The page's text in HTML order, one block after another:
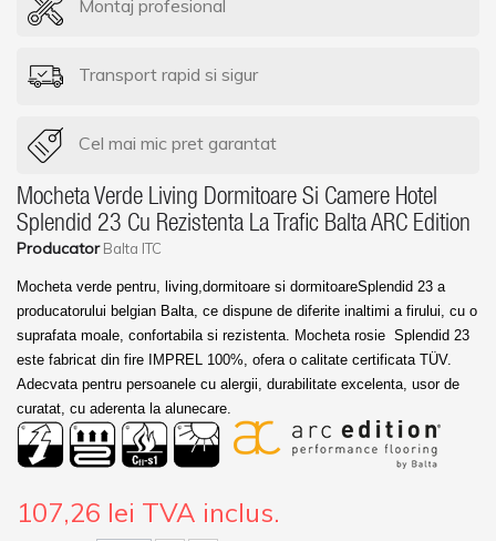
Montaj profesional
Transport rapid si sigur
Cel mai mic pret garantat
Mocheta Verde Living Dormitoare Si Camere Hotel
Splendid 23 Cu Rezistenta La Trafic Balta ARC Edition
Producator Balta ITC
Mocheta verde pentru, living,dormitoare si dormitoareSplendid 23 a
producatorului belgian Balta, ce dispune de diferite inaltimi a firului, cu o
suprafata moale, confortabila si rezistenta. Mocheta rosie Splendid 23
este fabricat din fire IMPREL 100%, ofera o calitate certificata TÜV.
Adecvata pentru persoanele cu alergii, durabilitate excelenta, usor de
curatat, cu aderenta la alunecare.
107,26 lei TVA inclus.